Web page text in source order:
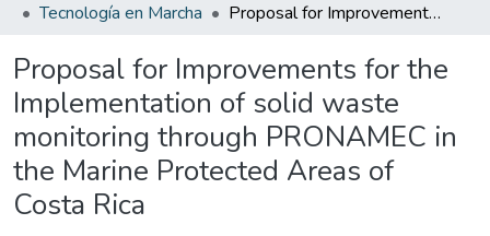
Tecnología en Marcha
Proposal for Improvements for the Implementation of solid waste monitoring through PRONAMEC in the Marine Protected Areas of Costa Rica
Proposal for Improvements for the
Implementation of solid waste
monitoring through PRONAMEC in
the Marine Protected Areas of
Costa Rica